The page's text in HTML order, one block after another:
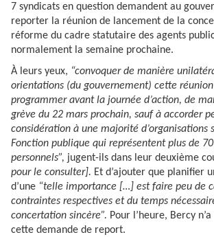
7 syndicats en question demandent au
reporter la réunion de lancement de la
réforme du cadre statutaire des agents
normalement la semaine prochaine.
À leurs yeux, “convoquer de manière
orientations (du gouvernement) cette
programmer avant la journée d’action, de
grève du 22 mars prochain, sauf à accorder
considération à une majorité d’organisations
Fonction publique qui représentent plus de 70
personnels”, jugent-ils dans leur deuxième
pour le consulter]. Et d’ajouter que planifier
d’une “telle importance […] est faire peu de
contraintes respectives et du temps
concertation sincère”. Pour l’heure, Bercy
cette demande de report.